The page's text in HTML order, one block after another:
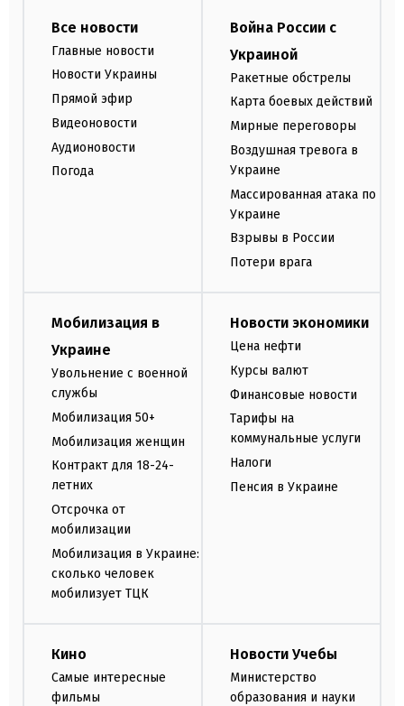
Все новости
Главные новости
Новости Украины
Прямой эфир
Видеоновости
Аудионовости
Погода
Война России с
Украиной
Ракетные обстрелы
Карта боевых действий
Мирные переговоры
Воздушная тревога в
Украине
Массированная атака по
Украине
Взрывы в России
Потери врага
Мобилизация в
Украине
Увольнение с военной
службы
Мобилизация 50+
Мобилизация женщин
Контракт для 18-24-
летних
Отсрочка от
мобилизации
Мобилизация в Украине:
сколько человек
мобилизует ТЦК
Новости экономики
Цена нефти
Курсы валют
Финансовые новости
Тарифы на
коммунальные услуги
Налоги
Пенсия в Украине
Кино
Самые интересные
фильмы
Новости Учебы
Министерство
образования и науки